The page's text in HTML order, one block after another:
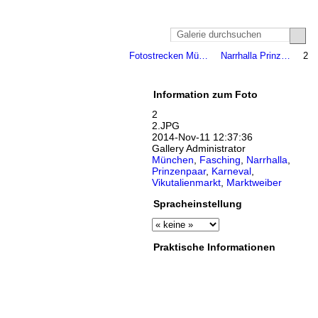
Fotostrecken Mü… Narrhalla Prinz… 2
Information zum Foto
2
2.JPG
2014-Nov-11 12:37:36
Gallery Administrator
München
Fasching Narrhalla
Prinzenpaar, Karneval,
Vikutalienmarkt, Marktweiber
Spracheinstellung
Praktische Informationen